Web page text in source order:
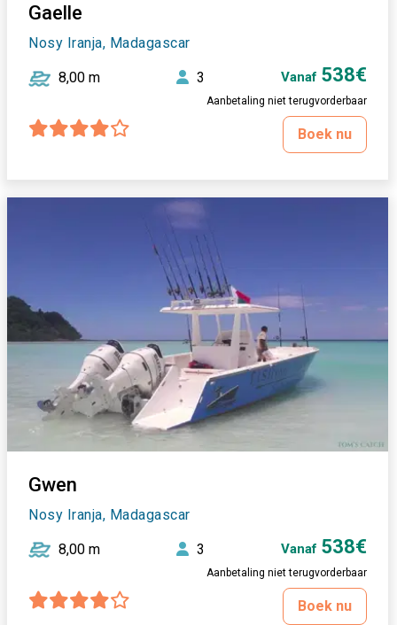
Gaelle
Nosy Iranja, Madagascar
8,00 m 3 Vanaf 538€
Aanbetaling niet terugvorderbaar
Boek nu
Gwen
Nosy Iranja, Madagascar
8,00 m 3 Vanaf 538€
Aanbetaling niet terugvorderbaar
Boek nu